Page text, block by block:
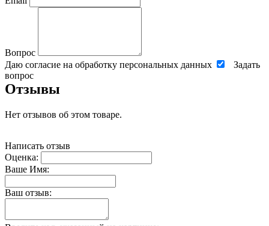
Вопрос
Даю согласие на обработку персональных данных
Задать
вопрос
Отзывы
Нет отзывов об этом товаре.
Написать отзыв
Оценка:
Ваше Имя:
Ваш отзыв: